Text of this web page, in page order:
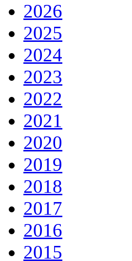
2026
2025
2024
2023
2022
2021
2020
2019
2018
2017
2016
2015